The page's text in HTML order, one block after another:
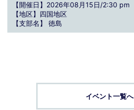
【開催日】2026年08月15日/2:30 pm
【地区】四国地区
【支部名】 徳島
イベント一覧へ